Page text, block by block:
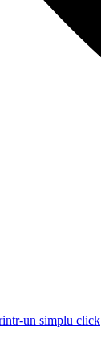
un simplu click